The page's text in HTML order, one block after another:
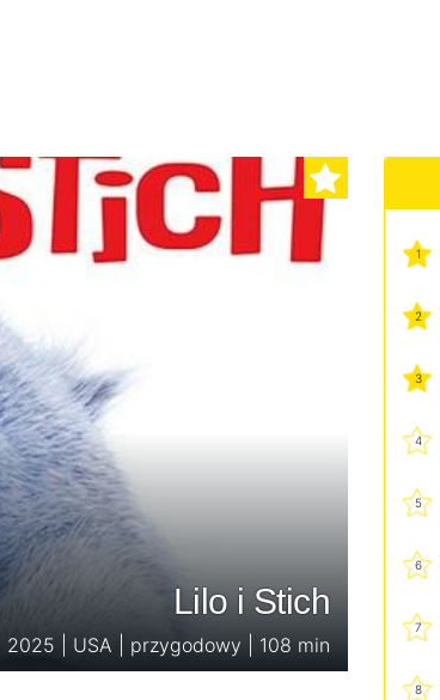
Lilo i Stich
2025 | USA | przygodowy | 108 min
1
2
3
4
5
6
7
8